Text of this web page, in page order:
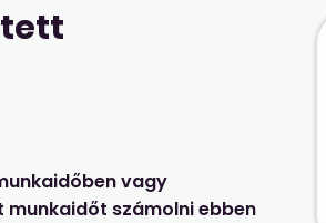
vagy
számolni ebben